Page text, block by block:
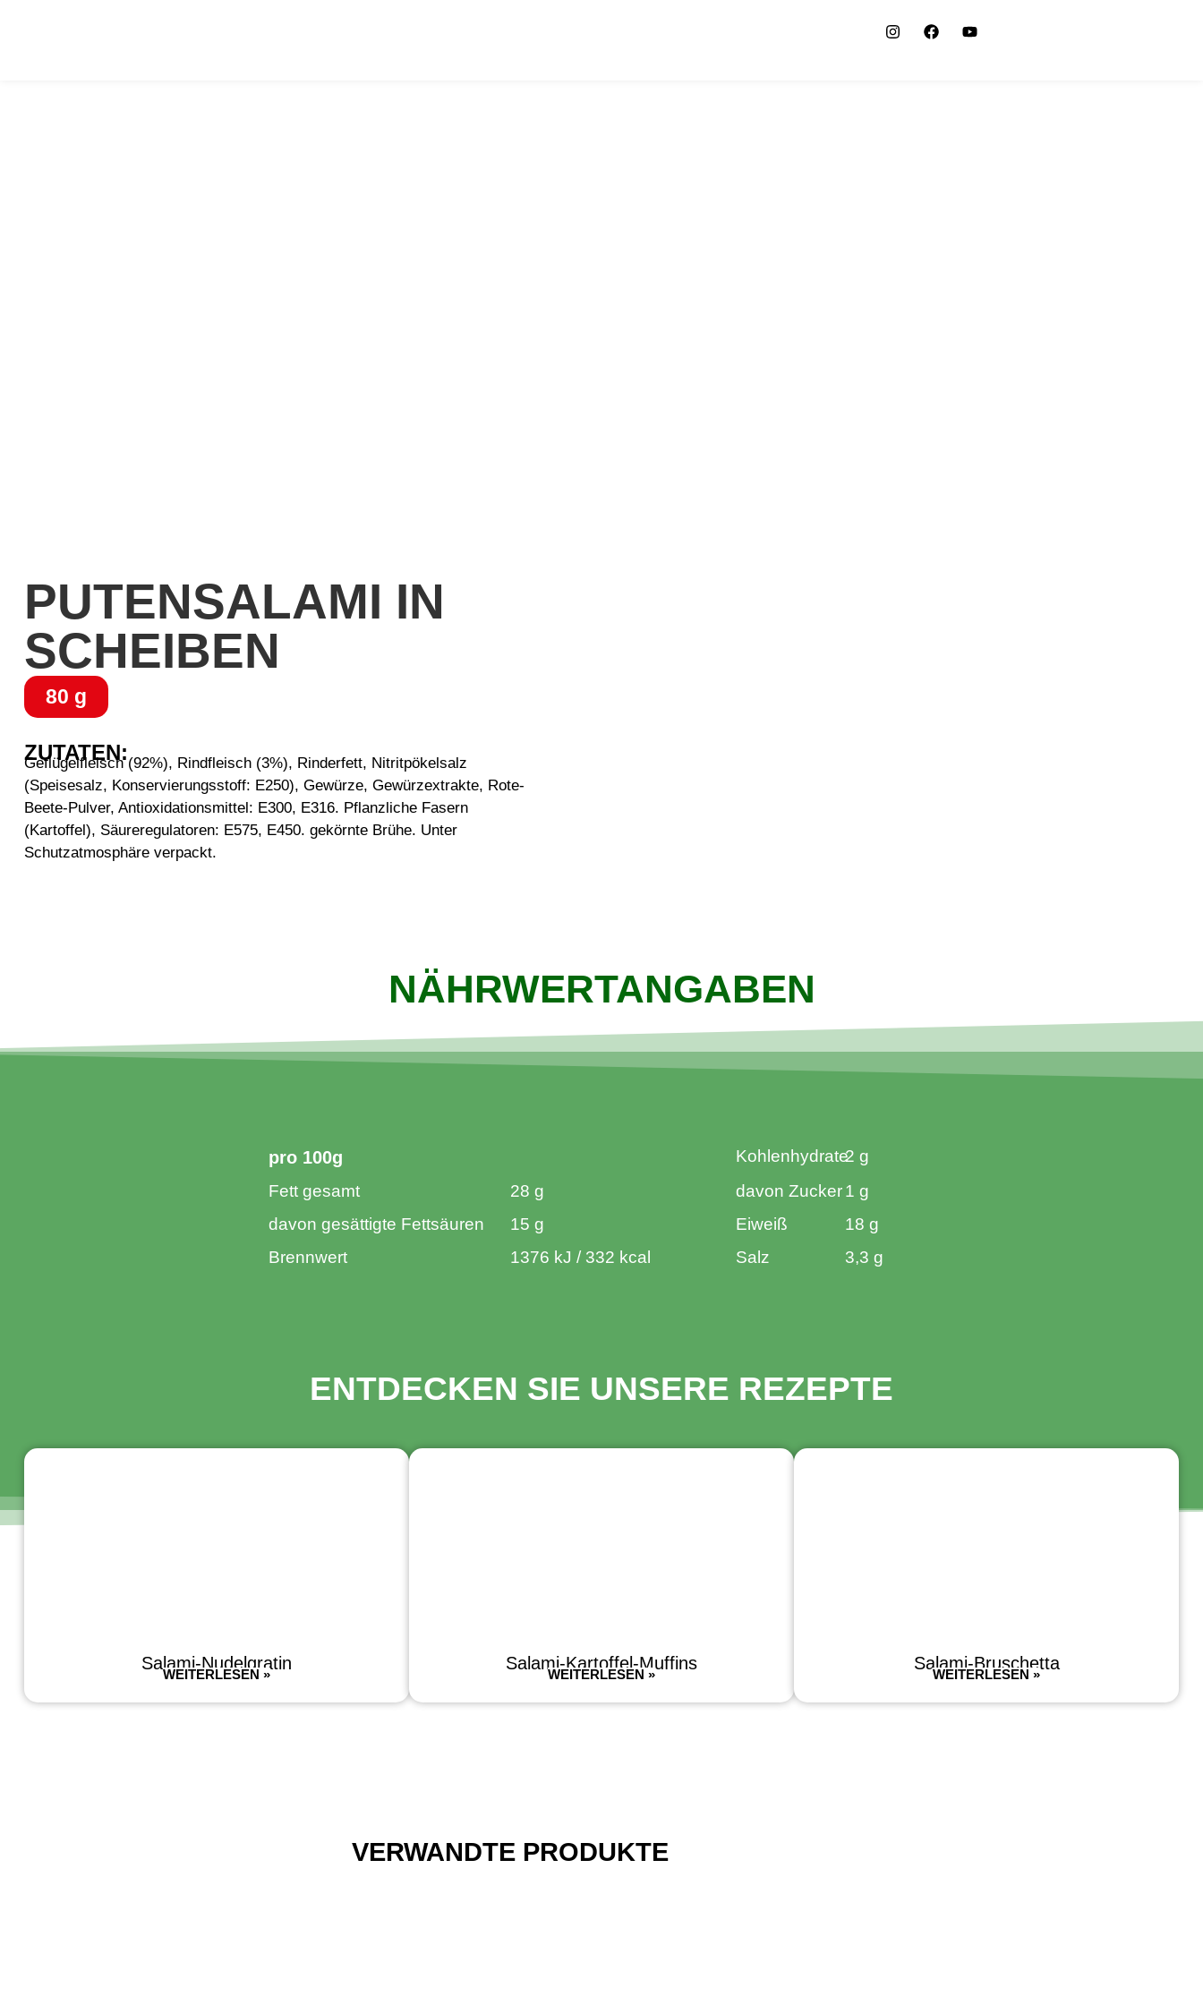
PUTENSALAMI IN
SCHEIBEN
80 g
ZUTATEN:
Geflügelfleisch (92%), Rindfleisch (3%), Rinderfett, Nitritpökelsalz
(Speisesalz, Konservierungsstoff: E250), Gewürze, Gewürzextrakte, Rote-
Beete-Pulver, Antioxidationsmittel: E300, E316. Pflanzliche Fasern
(Kartoffel), Säureregulatoren: E575, E450. gekörnte Brühe. Unter
Schutzatmosphäre verpackt.
NÄHRWERTANGABEN
pro 100g​ Kohlenhydrate2 g
Fett gesamt
28 g davon Zucker1 g
davon gesättigte Fettsäuren
15 g Eiweiß
18 g
Brennwert​
1376 kJ / 332 kcal Salz 3,3 g
ENTDECKEN SIE UNSERE REZEPTE
Salami-Nudelgratin
WEITERLESEN »
Salami-Kartoffel-Muffins
WEITERLESEN »
Salami-Bruschetta
WEITERLESEN »
VERWANDTE PRODUKTE